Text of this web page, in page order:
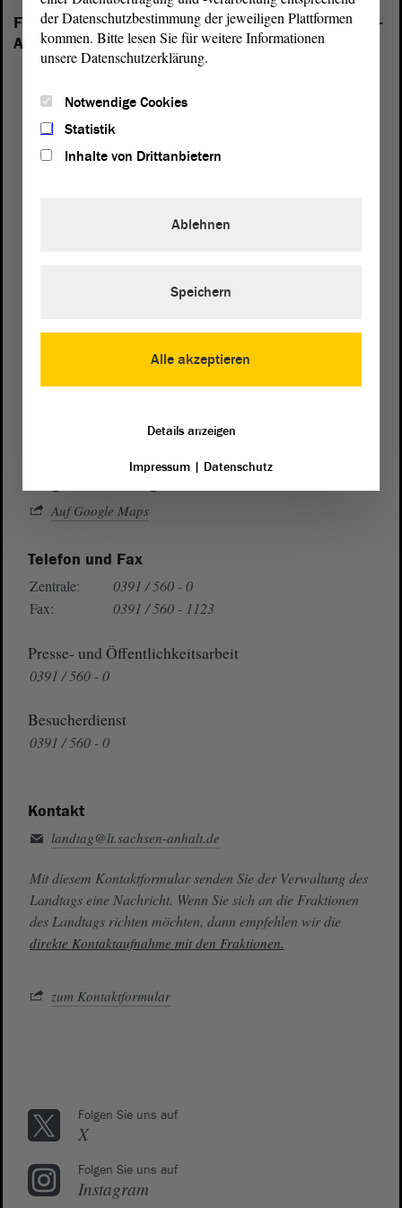
Folgende Fraktionen sind im Landtag von Sachsen-
Anhalt vertreten:
Landtagvon Sachsen-Anhalt
Auf Google Maps
Telefon und Fax
Zentrale:
0391 / 560 - 0
Fax:
0391 / 560 - 1123
Presse- und Öffentlichkeitsarbeit
0391 / 560 - 0
Besucherdienst
0391 / 560 - 0
Kontakt
landtag@lt.sachsen-anhalt.de
Mit diesem Kontaktformular senden Sie der Verwaltung des
Landtags eine Nachricht. Wenn Sie sich an die Fraktionen
des Landtags richten möchten, dann empfehlen wir die
direkte Kontaktaufnahme mit den Fraktionen.
zum Kontaktformular
Folgen Sie uns auf
X
Folgen Sie uns auf
Instagram
der Datenschutzbestimmung der jeweiligen Plattformen
kommen. Bitte lesen Sie für weitere Informationen
unsere Datenschutzerklärung.
Notwendige Cookies
Statistik
Inhalte von Drittanbietern
Alle akzeptieren
Ablehnen
Speichern
Details anzeigen
Impressum| Datenschutz